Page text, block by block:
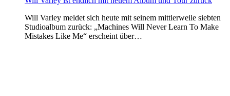
Will Varley meldet sich heute mit seinem mittlerweile siebten
Studioalbum zurück: „Machines Will Never Learn To Make
Mistakes Like Me“ erscheint über…